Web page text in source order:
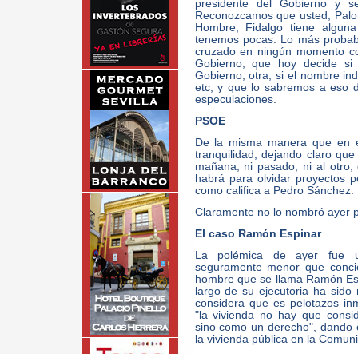
presidente del Gobierno y
Reconozcamos que usted,
Hombre, Fidalgo tiene
tenemos pocas. Lo más
cruzado en ningún momento
Gobierno, que hoy decide
Gobierno, otra, si el nombre
etc, y que lo sabremos a eso
especulaciones.
PSOE
De la misma manera que en
tranquilidad, dejando claro
mañana, ni pasado, ni al
habrá para olvidar proyectos
como califica a Pedro Sánchez.
Claramente no lo nombró ayer
El caso Ramón Espinar
La polémica de ayer fue
seguramente menor que
hombre que se llama Ramón
largo de su ejecutoria ha
considera que es pelotazos
"la vivienda no hay que
sino como un derecho", dando
la vivienda pública en la